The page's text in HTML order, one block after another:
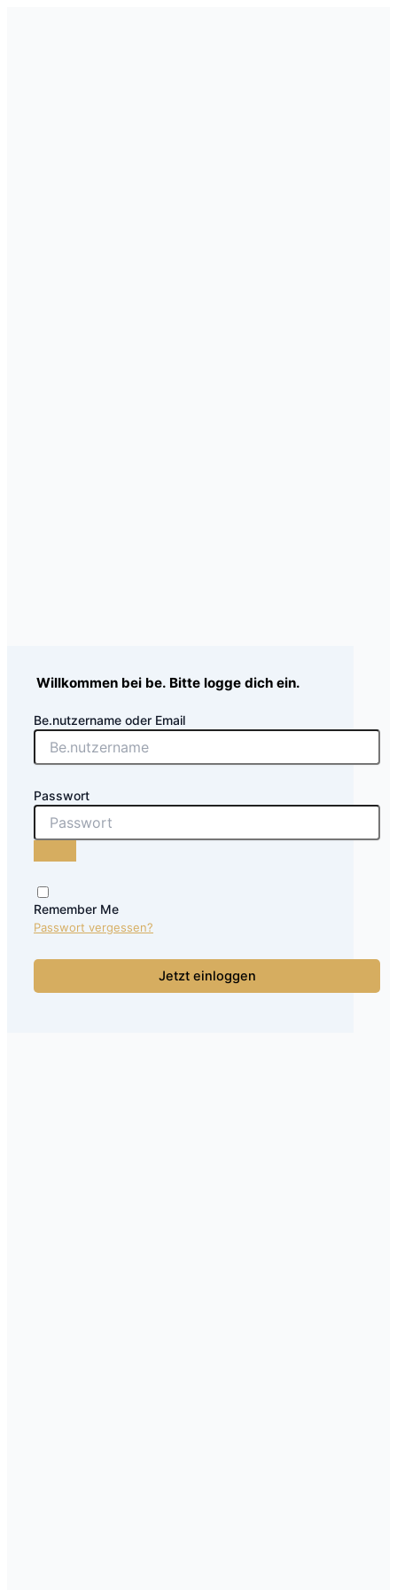
Willkommen bei be. Bitte logge dich ein.
Be.nutzername oder Email
Passwort
Remember Me
Passwort vergessen?
Jetzt einloggen